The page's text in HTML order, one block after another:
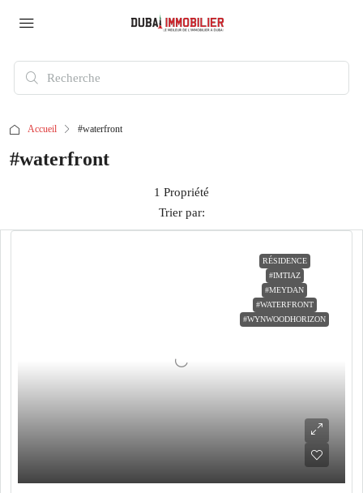
Accueil #waterfront
#waterfront
1 Propriété
Trier par:
RÉSIDENCE
#IMTIAZ
#MEYDAN
#WATERFRONT
#WYNWOODHORIZON